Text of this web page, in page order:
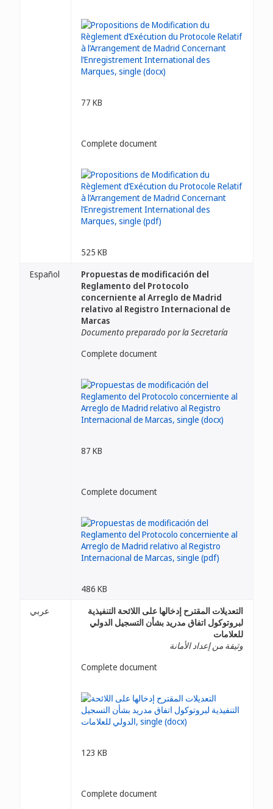
77 KB
Complete document
525 KB
Español
Propuestas de modificación del
Reglamento del Protocolo
concerniente al Arreglo de Madrid
relativo al Registro Internacional de
Marcas
Documento preparado por la Secretaría
Complete document
87 KB
Complete document
486 KB
عربي
التعديلات المقترح إدخالها على اللائحة التنفيذية
لبروتوكول اتفاق مدريد بشأن التسجيل الدولي
للعلامات
وثيقة من إعداد الأمانة
Complete document
123 KB
Complete document